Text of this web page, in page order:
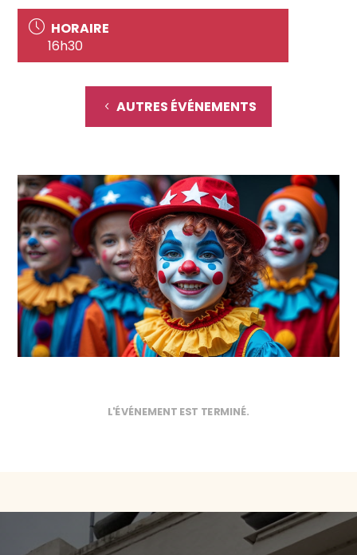
HORAIRE
16h30
AUTRES ÉVÉNEMENTS
L'ÉVÉNEMENT EST TERMINÉ.